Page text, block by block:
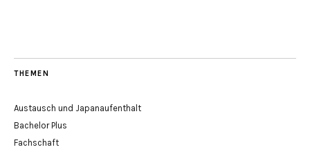
THEMEN
Austausch und Japanaufenthalt
Bachelor Plus
Fachschaft